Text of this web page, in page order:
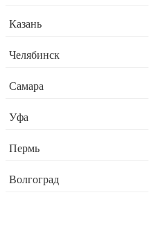
Казань
Челябинск
Самара
Уфа
Пермь
Волгоград